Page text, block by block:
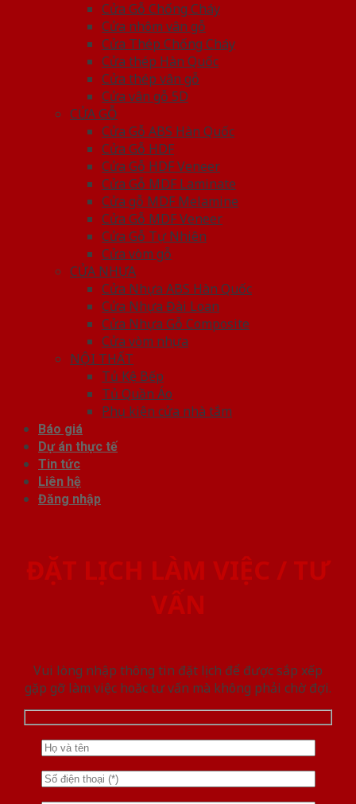
Cửa Gỗ Chống Cháy
Cửa nhôm vân gỗ
Cửa Thép Chống Cháy
Cửa thép Hàn Quốc
Cửa thép vân gỗ
Cửa vân gỗ 5D
CỬA GỖ
Cửa Gỗ ABS Hàn Quốc
Cửa Gỗ HDF
Cửa Gỗ HDF Veneer
Cửa Gỗ MDF Laminate
Cửa gỗ MDF Melamine
Cửa Gỗ MDF Veneer
Cửa Gỗ Tự Nhiên
Cửa vòm gỗ
CỬA NHỰA
Cửa Nhựa ABS Hàn Quốc
Cửa Nhựa Đài Loan
Cửa Nhựa Gỗ Composite
Cửa vòm nhựa
NỘI THẤT
Tủ Kệ Bếp
Tủ Quần Áo
Phụ kiện cửa nhà tắm
Báo giá
Dự án thực tế
Tin tức
Liên hệ
Đăng nhập
ĐẶT LỊCH LÀM VIỆC / TƯ
VẤN
Vui lòng nhập thông tin đặt lịch để được sắp xếp
gặp gỡ làm việc hoăc tư vấn mà không phải chờ đợi.